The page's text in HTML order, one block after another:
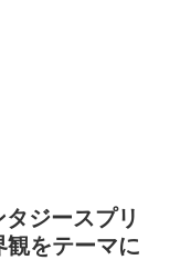
ジースプリ
観をテーマに